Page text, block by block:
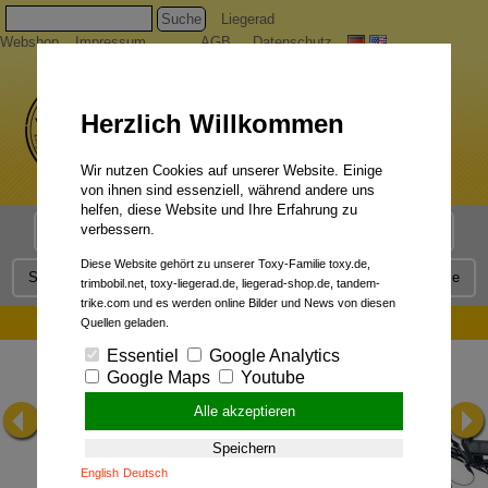
Suche
Liegerad
Webshop
Impressum AGB Datenschutz
Liegerad Modelle
Service Qualität Liegerad News Kontakt Presse
TOUR 07/2008 (Testbericht Toxy-ZR):
Herzlich Willkommen
Wir nutzen Cookies auf unserer Website. Einige
von ihnen sind essenziell, während andere uns
helfen, diese Website und Ihre Erfahrung zu
verbessern.
Diese Website gehört zu unserer Toxy-Familie toxy.de,
trimbobil.net, toxy-liegerad.de, liegerad-shop.de, tandem-
trike.com und es werden online Bilder und News von diesen
Quellen geladen.
Essentiel
Google Analytics
Google Maps
Youtube
Alle akzeptieren
Speichern
English Deutsch